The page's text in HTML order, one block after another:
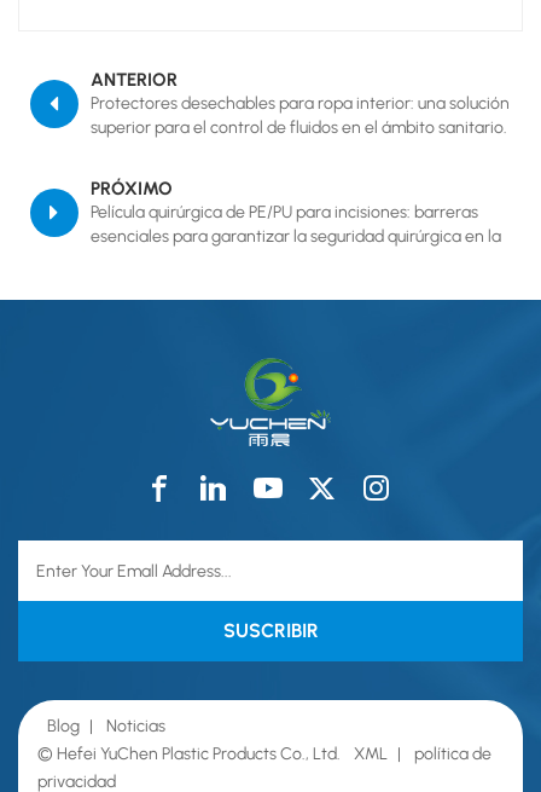
ANTERIOR
Protectores desechables para ropa interior: una solución
superior para el control de fluidos en el ámbito sanitario.
PRÓXIMO
Película quirúrgica de PE/PU para incisiones: barreras
esenciales para garantizar la seguridad quirúrgica en la
Blog |
Noticias
© Hefei YuChen Plastic Products Co., Ltd.
XML |
política de
privacidad